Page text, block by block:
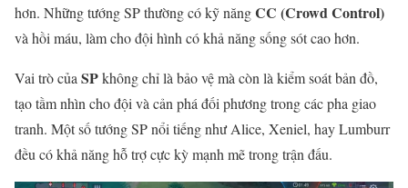
hơn. Những tướng SP thường có kỹ năngCC (Crowd Control)
và hồi máu, làm cho đội hình có khả năng sống sót cao hơn.
Vai trò của SPkhông chỉ là bảo vệ mà còn là kiểm soát bản đồ,
tạo tầm nhìn cho đội và cản phá đối phương trong các pha giao
tranh. Một số tướng SP nổi tiếng như Alice, Xeniel, hay Lumburr
đều có khả năng hỗ trợ cực kỳ mạnh mẽ trong trận đấu.